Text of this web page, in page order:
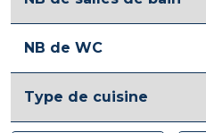
NB de WC
Type de cuisine